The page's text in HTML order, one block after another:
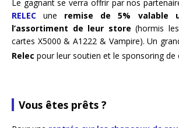
Le gagnant se verra offrir par nos
RELEC une remise de 5% valable
l’assortiment de leur store (hormis
cartes X5000 & A1222 & Vampire). Un
Relec pour leur soutien et le sponsoring de
Vous êtes prêts ?